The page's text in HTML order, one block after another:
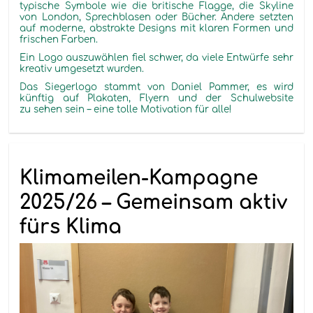
typische Symbole wie die britische Flagge, die Skyline
von London, Sprechblasen oder Bücher. Andere setzten
auf moderne, abstrakte Designs mit klaren Formen und
frischen Farben.
Ein Logoauszuwählen fiel schwer, da viele Entwürfe sehr
kreativ umgesetzt wurden.
Das Siegerlogo stammt von Daniel Pammer, es wird
künftig auf Plakaten, Flyern und der Schulwebsite
zu sehen sein – einetolle Motivation für alle!
Klimameilen-Kampagne
2025/26 – Gemeinsam aktiv
fürs Klima